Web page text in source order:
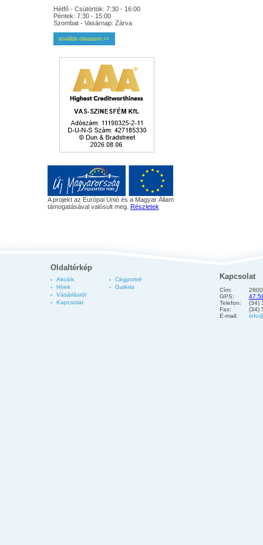
Hétfõ - Csütörtök: 7:30 - 16:00
Péntek: 7:30 - 15:00
Szombat - Vasárnap: Zárva
tovább olvasom >>
A projekt az Európai Unió és a Magyar Állam
támogatásával valósult meg. Részletek
Oldaltérkép
Akciók
Hírek
Vásárlásról
Kapcsolat
Cégportré
Galéria
Kapcsolat
Cím:
GPS:
Telefon:
(34)
Fax:
(34)
E-mail: